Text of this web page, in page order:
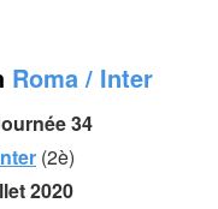
Roma / Inter
34
(2è)
2020